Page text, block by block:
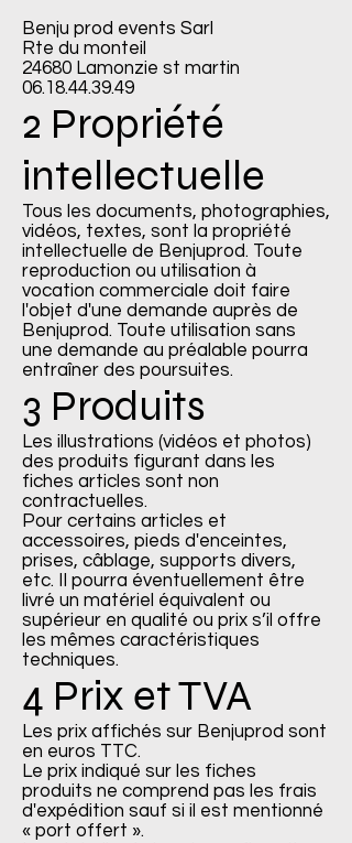
Benju prod events Sarl
Rte du monteil
24680 Lamonzie st martin
06.18.44.39.49
2 Propriété
intellectuelle
Tous les documents, photographies,
vidéos, textes, sont la propriété
intellectuelle de Benjuprod. Toute
reproduction ou utilisation à
vocation commerciale doit faire
l'objet d'une demande auprès de
Benjuprod. Toute utilisation sans
une demande au préalable pourra
entraîner des poursuites.
3 Produits
Les illustrations (vidéos et photos)
des produits figurant dans les
fiches articles sont non
contractuelles.
Pour certains articles et
accessoires, pieds d'enceintes,
prises, câblage, supports divers,
etc. II pourra éventuellement être
livré un matériel équivalent ou
supérieur en qualité ou prix s’il offre
les mêmes caractéristiques
techniques.
4 Prix et TVA
Les prix affichés sur Benjuprod sont
en euros TTC.
Le prix indiqué sur les fiches
produits ne comprend pas les frais
d'expédition sauf si il est mentionné
« port offert ».